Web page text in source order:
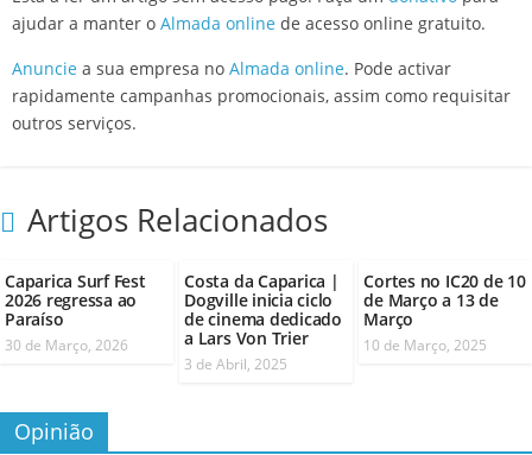
ajudar a manter o Almada online de acesso online gratuito.
Anuncie a sua empresa no Almada online. Pode activar
rapidamente campanhas promocionais, assim como requisitar
outros serviços.
Artigos Relacionados
Caparica Surf Fest
2026 regressa ao
Paraíso
30 de Março, 2026
Costa da Caparica |
Dogville inicia ciclo
de cinema dedicado
a Lars Von Trier
3 de Abril, 2025
Cortes no IC20 de 10
de Março a 13 de
Março
10 de Março, 2025
Opinião